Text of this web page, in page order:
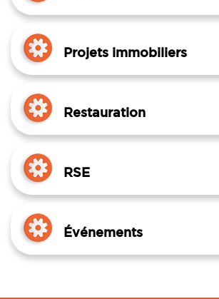
Projets immobiliers
Restauration
RSE
Événements